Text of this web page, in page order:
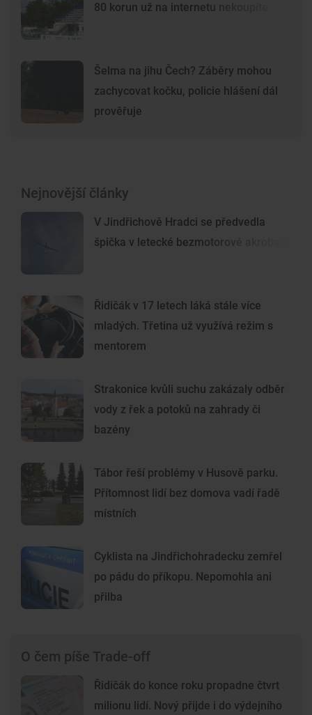
80 korun už na internetu nekoupíte
Šelma na jihu Čech? Záběry mohou
zachycovat kočku, policie hlášení dál
prověřuje
Nejnovější články
V Jindřichově Hradci se předvedla
špička v letecké bezmotorové akrobacii
Řidičák v 17 letech láká stále více
mladých. Třetina už využívá režim s
mentorem
Strakonice kvůli suchu zakázaly odběr
vody z řek a potoků na zahrady či
bazény
Tábor řeší problémy v Husově parku.
Přítomnost lidí bez domova vadí řadě
místních
Cyklista na Jindřichohradecku zemřel
po pádu do příkopu. Nepomohla ani
přilba
O čem píše Trade-off
Řidičák do konce roku propadne čtvrt
milionu lidí. Nový přijde i do výdejního